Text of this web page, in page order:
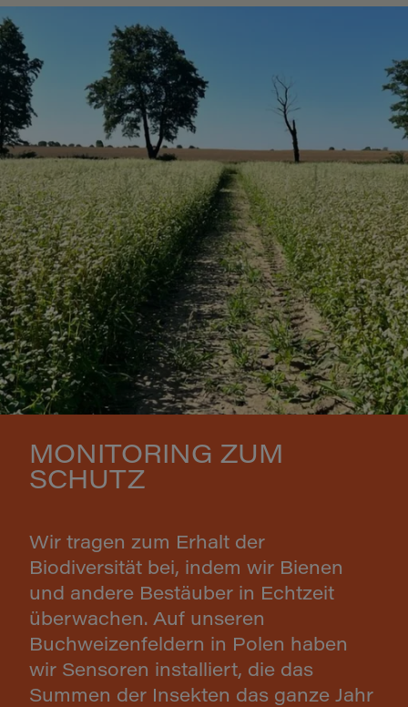
MONITORING ZUM
SCHUTZ
Wir tragen zum Erhalt der
Biodiversität bei, indem wir Bienen
und andere Bestäuber in Echtzeit
überwachen. Auf unseren
Buchweizenfeldern in Polen haben
wir Sensoren installiert, die das
Summen der Insekten das ganze Jahr